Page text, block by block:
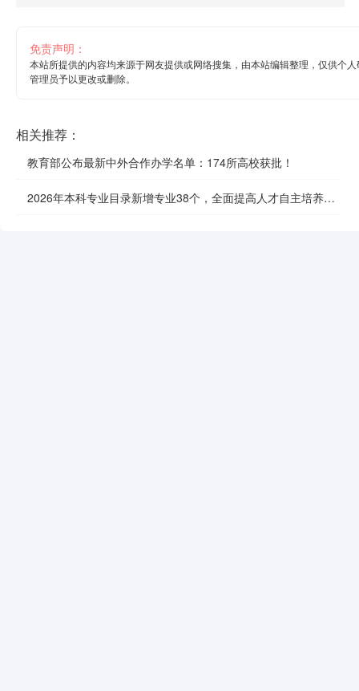
免责声明：
本站所提供的内容均来源于网友提供或网络搜集，由本站编辑整理，仅供个
管理员予以更改或删除。
相关推荐：
教育部公布最新中外合作办学名单：174所高校获批！
2026年本科专业目录新增专业38个，全面提高人才自主培养质